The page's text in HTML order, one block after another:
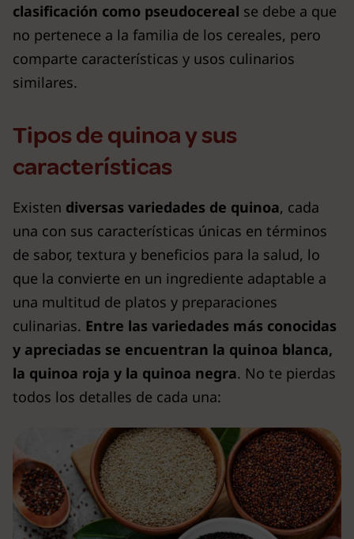
clasificación como pseudocereal se debe a que
no pertenece a la familia de los cereales, pero
comparte características y usos culinarios
similares.
Tipos de quinoa y sus
características
Existen diversas variedades de quinoa, cada
una con sus características únicas en términos
de sabor, textura y beneficios para la salud, lo
que la convierte en un ingrediente adaptable a
una multitud de platos y preparaciones
culinarias. Entre las variedades más conocidas
y apreciadas se encuentran la quinoa blanca,
la quinoa roja y la quinoa negra. No te pierdas
todos los detalles de cada una: